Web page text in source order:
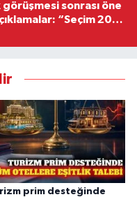
görüşmesi sonrası öne
“Seçim 2028
prim desteğinde